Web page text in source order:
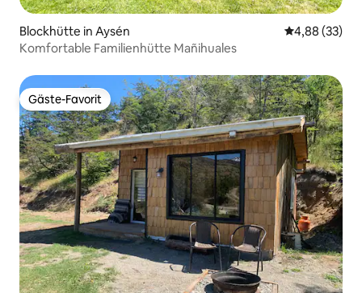
Blockhütte in Aysén
4,88 (33)
Komfortable Familienhütte Mañihuales
Gäste-Favorit
Gäste-Favorit